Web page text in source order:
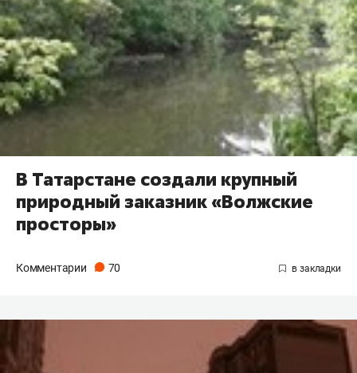
В Татарстане создали крупный
природный заказник «Волжские
просторы»
Комментарии 70